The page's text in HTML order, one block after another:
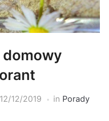
12/12/2019 in Porady